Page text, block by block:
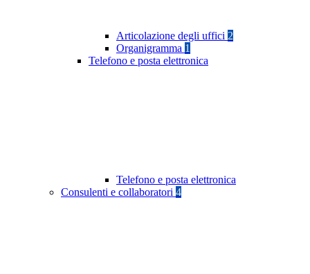
Articolazione degli uffici 2
Organigramma 1
Telefono e posta elettronica
Telefono e posta elettronica
Consulenti e collaboratori 4